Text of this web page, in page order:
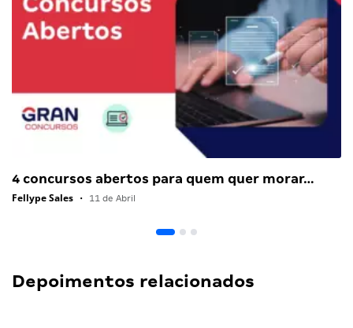
4 concursos abertos para quem quer morar…
Fellype Sales • 11 de Abril
Depoimentos relacionados